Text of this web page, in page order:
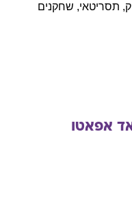
תסריטאי, שחקנים
אפאטו